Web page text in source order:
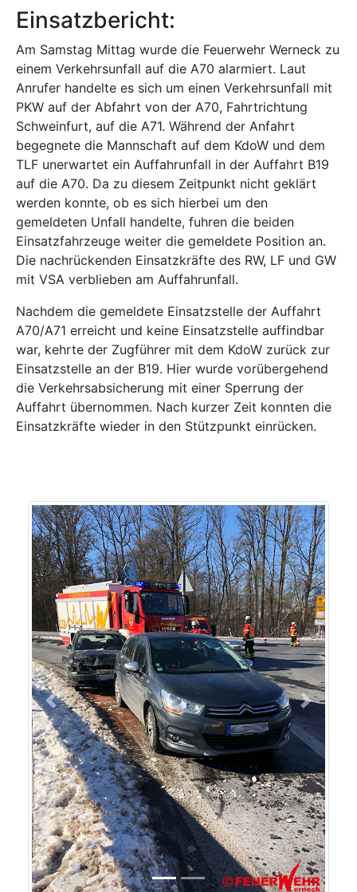
Einsatzbericht:
Am Samstag Mittag wurde die Feuerwehr Werneck zu
einem Verkehrsunfall auf die A70 alarmiert. Laut
Anrufer handelte es sich um einen Verkehrsunfall mit
PKW auf der Abfahrt von der A70, Fahrtrichtung
Schweinfurt, auf die A71. Während der Anfahrt
begegnete die Mannschaft auf dem KdoW und dem
TLF unerwartet ein Auffahrunfall in der Auffahrt B19
auf die A70. Da zu diesem Zeitpunkt nicht geklärt
werden konnte, ob es sich hierbei um den
gemeldeten Unfall handelte, fuhren die beiden
Einsatzfahrzeuge weiter die gemeldete Position an.
Die nachrückenden Einsatzkräfte des RW, LF und GW
mit VSA verblieben am Auffahrunfall.
Nachdem die gemeldete Einsatzstelle der Auffahrt
A70/A71 erreicht und keine Einsatzstelle auffindbar
war, kehrte der Zugführer mit dem KdoW zurück zur
Einsatzstelle an der B19. Hier wurde vorübergehend
die Verkehrsabsicherung mit einer Sperrung der
Auffahrt übernommen. Nach kurzer Zeit konnten die
Einsatzkräfte wieder in den Stützpunkt einrücken.
Previous Next